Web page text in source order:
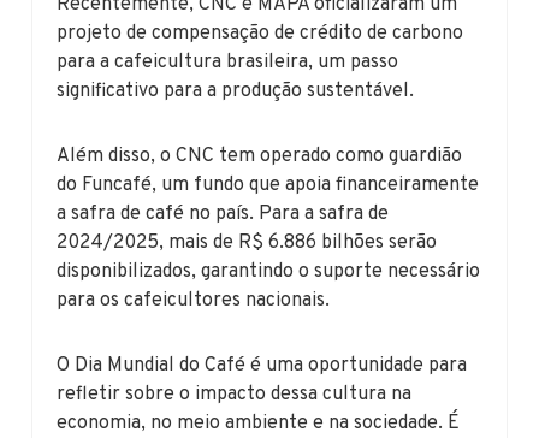
Recentemente, CNC e MAPA oficializaram um
projeto de compensação de crédito de carbono
para a cafeicultura brasileira, um passo
significativo para a produção sustentável.
Além disso, o CNC tem operado como guardião
do Funcafé, um fundo que apoia financeiramente
a safra de café no país. Para a safra de
2024/2025, mais de R$ 6.886 bilhões serão
disponibilizados, garantindo o suporte necessário
para os cafeicultores nacionais.
O Dia Mundial do Café é uma oportunidade para
refletir sobre o impacto dessa cultura na
economia, no meio ambiente e na sociedade. É